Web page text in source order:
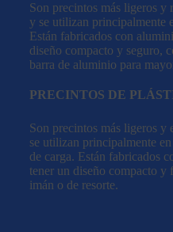
Son precintos más ligeros y
y se utilizan principalmente
Están fabricados con
diseño compacto y seguro,
barra de aluminio para
PRECINTOS DE
Son precintos más ligeros y
se utilizan principalmente
de carga. Están fabricados
tener un diseño compacto y
imán o de resorte.